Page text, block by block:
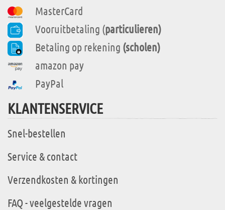
MasterCard
Vooruitbetaling (particulieren)
Betaling op rekening (scholen)
amazon pay
PayPal
KLANTENSERVICE
Snel-bestellen
Service & contact
Verzendkosten & kortingen
FAQ - veelgestelde vragen